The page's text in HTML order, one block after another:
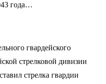
года…
гвардейского
стрелковой дивизии
стрелка гвардии